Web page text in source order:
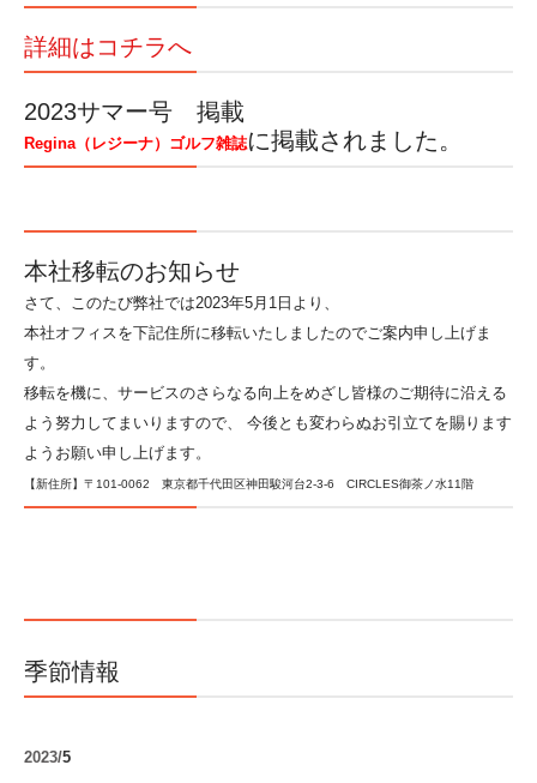
詳細はコチラへ
2023サマー号 掲載
Regina（レジーナ）ゴルフ雑誌に掲載されました。
本社移転のお知らせ
さて、このたび弊社では2023年5月1日より、
本社オフィスを下記住所に移転いたしましたのでご案内申し上げま
す。
移転を機に、サービスのさらなる向上をめざし皆様のご期待に沿える
よう努力してまいりますので、 今後とも変わらぬお引立てを賜ります
ようお願い申し上げます。
【新住所】〒101-0062 東京都千代田区神田駿河台2-3-6 CIRCLES御茶ノ水11階
季節情報
2023/5